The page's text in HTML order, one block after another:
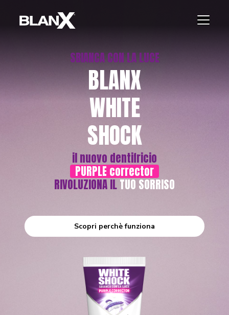
SBIANCA CON LA LUCE
BLANX
WHITE
SHOCK
il nuovo dentifricio
PURPLE corrector
RIVOLUZIONA ILTUO SORRISO
Scopri perchè funziona